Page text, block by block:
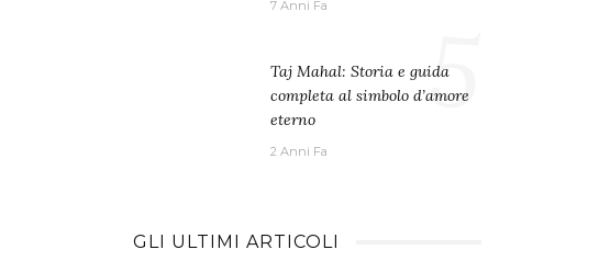
7 Anni Fa
Taj Mahal: Storia e guida
completa al simbolo d’amore
eterno
2 Anni Fa
5
GLI ULTIMI ARTICOLI